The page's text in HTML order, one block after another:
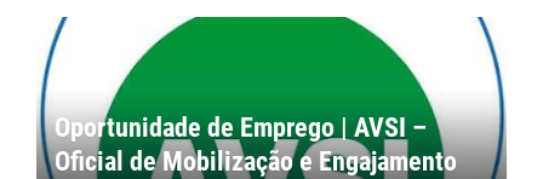
Oportunidade de Emprego | AVSI –
Oficial de Mobilização e Engajamento